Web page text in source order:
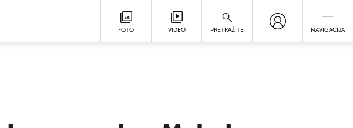
FOTO VIDEO PRETRAŽITE NAVIGACIJA